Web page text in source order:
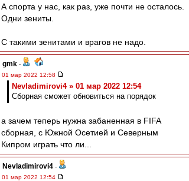
А спорта у нас, как раз, уже почти не осталось.
Одни зениты.
С такими зенитами и врагов не надо.
gmk -
01 мар 2022 12:58
Nevladimirovi4 » 01 мар 2022 12:54
Сборная сможет обновиться на порядок
а зачем теперь нужна забаненная в FIFA
сборная, с Южной Осетией и Северным
Кипром играть что ли...
Nevladimirovi4 -
01 мар 2022 12:54